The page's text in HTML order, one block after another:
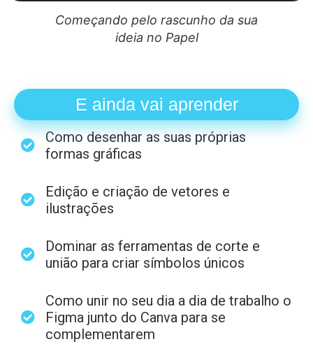
Levando para o computador e
refinando os traços
E ainda vai aprender
Como desenhar as suas próprias
formas gráficas
Edição e criação de vetores e
ilustrações
Dominar as ferramentas de corte e
união para criar símbolos únicos
Como unir no seu dia a dia de trabalho o
Figma junto do Canva para se
complementarem